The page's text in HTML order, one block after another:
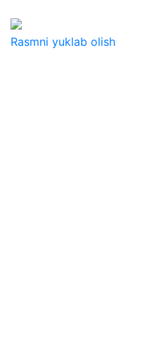
Rasmni yuklab olish